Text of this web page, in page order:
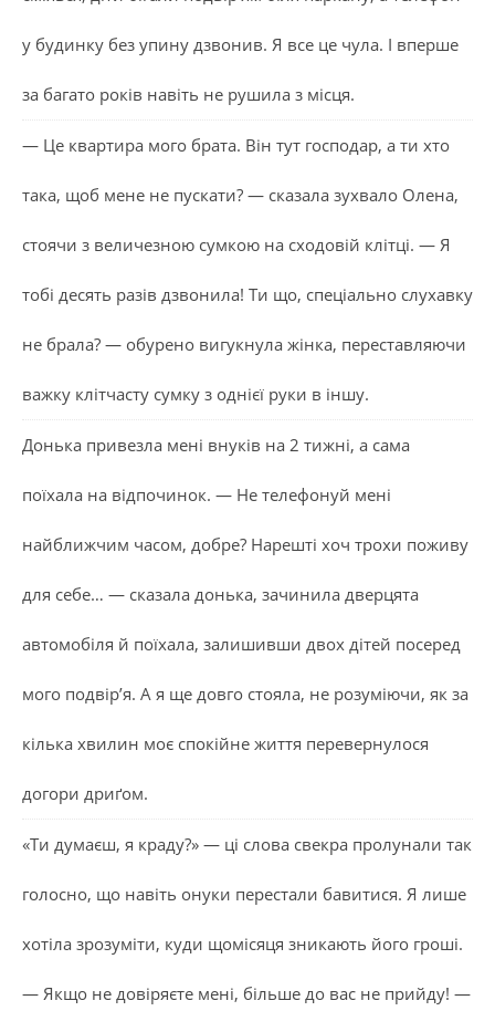
у будинку без упину дзвонив. Я все це чула. І вперше
за багато років навіть не рушила з місця.
— Це квартира мого брата. Він тут господар, а ти хто
така, щоб мене не пускати? — сказала зухвало Олена,
стоячи з величезною сумкою на сходовій клітці. — Я
тобі десять разів дзвонила! Ти що, спеціально слухавку
не брала? — обурено вигукнула жінка, переставляючи
важку клітчасту сумку з однієї руки в іншу.
Донька привезла мені внуків на 2 тижні, а сама
поїхала на відпочинок. — Не телефонуй мені
найближчим часом, добре? Нарешті хоч трохи поживу
для себе… — сказала донька, зачинила дверцята
автомобіля й поїхала, залишивши двох дітей посеред
мого подвір’я. А я ще довго стояла, не розуміючи, як за
кілька хвилин моє спокійне життя перевернулося
догори дриґом.
«Ти думаєш, я краду?» — ці слова свекра пролунали так
голосно, що навіть онуки перестали бавитися. Я лише
хотіла зрозуміти, куди щомісяця зникають його гроші.
— Якщо не довіряєте мені, більше до вас не прийду! —